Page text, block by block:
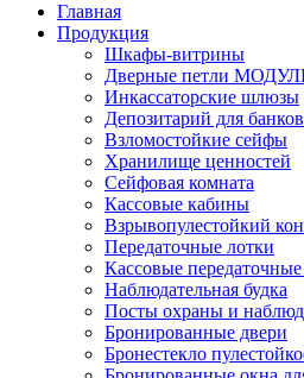
Главная
Продукция
Шкафы-витрины
Дверные петли
Инкассаторские шлюзы
Депозитарий для банков
Взломостойкие сейфы
Хранилище ценностей
Сейфовая комната
Кассовые кабины
Взрывопулестойкий
Передаточные лотки
Кассовые
Наблюдательная будка
Посты охраны и
Бронированные двери
Бронестекло